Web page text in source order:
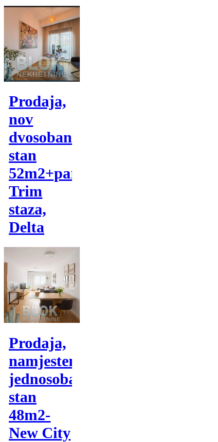
Prodaja,
nov
dvosoban
stan
52m2+parking-
Trim
staza,
Delta
Prodaja,
namjesten
jednosoban
stan
48m2-
New City